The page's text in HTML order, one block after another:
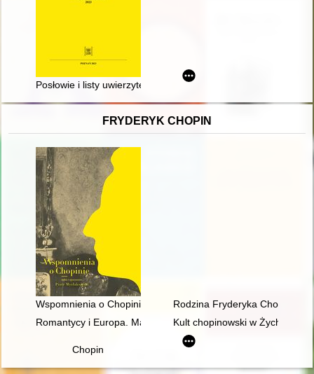
Posłowie i listy uwierzytelniające Zygmunta Augusta do
FRYDERYK CHOPIN
Wspomnienia o Chopinie. Cz. 1Rodzina Fryderyka Chopina
Romantycy i Europa. Marzenia, doświadczenia, propozycje
Kult chopinowski w Żychlinie
Chopin